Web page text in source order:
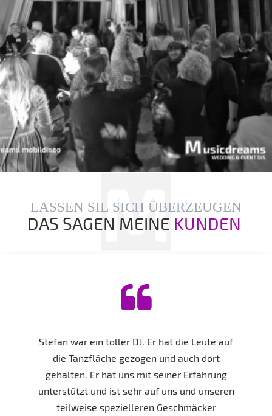
LASSEN SIE SICH ÜBERZEUGEN
DAS SAGEN MEINE KUNDEN
Stefan war ein toller DJ. Er hat die Leute auf
die Tanzfläche gezogen und auch dort
gehalten. Er hat uns mit seiner Erfahrung
unterstützt und ist sehr auf uns und unseren
teilweise spezielleren Geschmäcker